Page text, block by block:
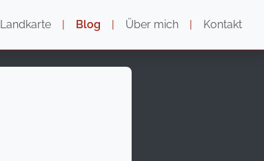
Landkarte | Blog | Über mich | Kontakt